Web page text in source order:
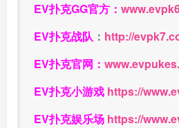
EV扑克GG官方：
EV扑克战队 ： http://
EV扑克官网：
EV扑克小游戏 https://
EV扑克娱乐场 https://